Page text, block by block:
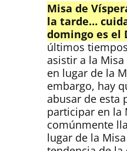
Misa de
la tarde…
domingo es el
últimos
asistir a la
en lugar de la
embargo, hay
abusar de esta
participar en la
comúnmente
lugar de la